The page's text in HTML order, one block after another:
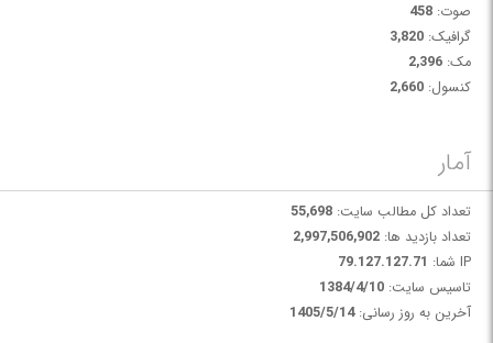
صوت: 458
گرافیک: 3,820
مک: 2,396
کنسول: 2,660
آمار
تعداد کل مطالب سایت: 55,698
تعداد بازدید ها: 2,997,506,902
IP شما:
79.127.127.71
تاسیس سایت: 1384/4/10
آخرین به روز رسانی:1405/5/14